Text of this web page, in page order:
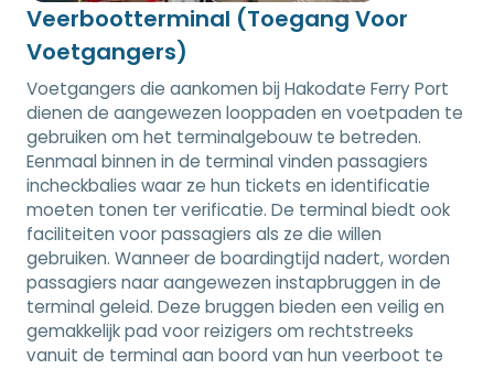
Veerbootterminal (Toegang Voor
Voetgangers)
Voetgangers die aankomen bij Hakodate Ferry Port
dienen de aangewezen looppaden en voetpaden te
gebruiken om het terminalgebouw te betreden.
Eenmaal binnen in de terminal vinden passagiers
incheckbalies waar ze hun tickets en identificatie
moeten tonen ter verificatie. De terminal biedt ook
faciliteiten voor passagiers als ze die willen
gebruiken. Wanneer de boardingtijd nadert, worden
passagiers naar aangewezen instapbruggen in de
terminal geleid. Deze bruggen bieden een veilig en
gemakkelijk pad voor reizigers om rechtstreeks
vanuit de terminal aan boord van hun veerboot te